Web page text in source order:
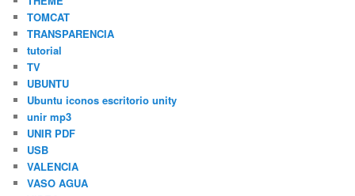
TOMCAT
TRANSPARENCIA
tutorial
TV
UBUNTU
Ubuntu iconos escritorio unity
unir mp3
UNIR PDF
USB
VALENCIA
VASO AGUA